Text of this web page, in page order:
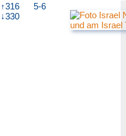
↑316
↓330
5-6